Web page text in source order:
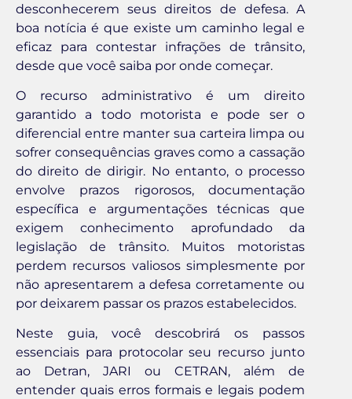
desconhecerem seus direitos de defesa. A
boa notícia é que existe um caminho legal e
eficaz para contestar infrações de trânsito,
desde que você saiba por onde começar.
O recurso administrativo é um direito
garantido a todo motorista e pode ser o
diferencial entre manter sua carteira limpa ou
sofrer consequências graves como a cassação
do direito de dirigir. No entanto, o processo
envolve prazos rigorosos, documentação
específica e argumentações técnicas que
exigem conhecimento aprofundado da
legislação de trânsito. Muitos motoristas
perdem recursos valiosos simplesmente por
não apresentarem a defesa corretamente ou
por deixarem passar os prazos estabelecidos.
Neste guia, você descobrirá os passos
essenciais para protocolar seu recurso junto
ao Detran, JARI ou CETRAN, além de
entender quais erros formais e legais podem